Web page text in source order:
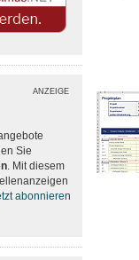
ANZEIGE
Sie
. Mit diesem
abonnieren